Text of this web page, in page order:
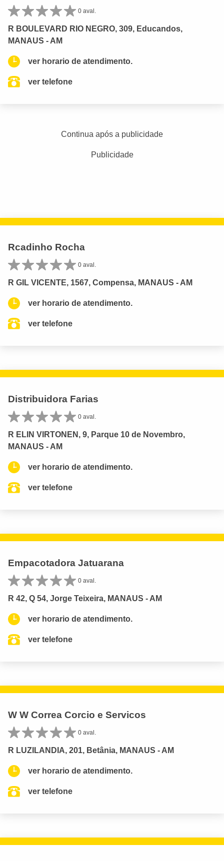
0 aval.
R BOULEVARD RIO NEGRO, 309, Educandos,
MANAUS - AM
ver horario de atendimento.
ver telefone
Continua após a publicidade
Publicidade
Rcadinho Rocha
0 aval.
R GIL VICENTE, 1567, Compensa, MANAUS - AM
ver horario de atendimento.
ver telefone
Distribuidora Farias
0 aval.
R ELIN VIRTONEN, 9, Parque 10 de Novembro,
MANAUS - AM
ver horario de atendimento.
ver telefone
Empacotadora Jatuarana
0 aval.
R 42, Q 54, Jorge Teixeira, MANAUS - AM
ver horario de atendimento.
ver telefone
W W Correa Corcio e Servicos
0 aval.
R LUZILANDIA, 201, Betânia, MANAUS - AM
ver horario de atendimento.
ver telefone